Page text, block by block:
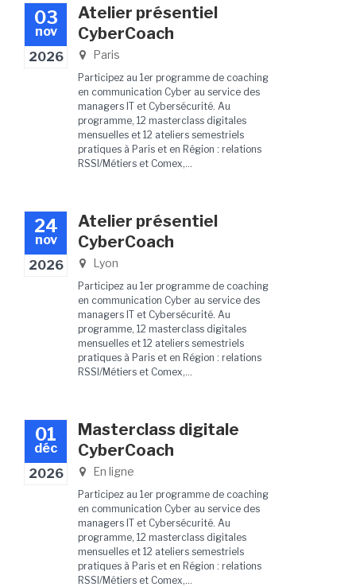
03
nov
2026
Atelier présentiel
CyberCoach
Paris
Participez au 1er programme de coaching
en communication Cyber au service des
managers IT et Cybersécurité. Au
programme, 12 masterclass digitales
mensuelles et 12 ateliers semestriels
pratiques à Paris et en Région : relations
RSSI/Métiers et Comex,...
24
nov
2026
Atelier présentiel
CyberCoach
Lyon
Participez au 1er programme de coaching
en communication Cyber au service des
managers IT et Cybersécurité. Au
programme, 12 masterclass digitales
mensuelles et 12 ateliers semestriels
pratiques à Paris et en Région : relations
RSSI/Métiers et Comex,...
01
déc
2026
Masterclass digitale
CyberCoach
En ligne
Participez au 1er programme de coaching
en communication Cyber au service des
managers IT et Cybersécurité. Au
programme, 12 masterclass digitales
mensuelles et 12 ateliers semestriels
pratiques à Paris et en Région : relations
RSSI/Métiers et Comex,...